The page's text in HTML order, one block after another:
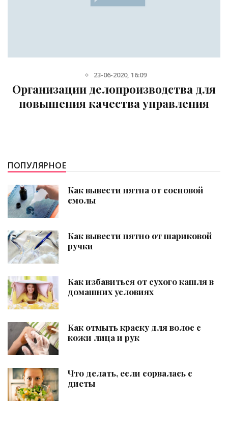
23-06-2020, 16:09
Организации делопроизводства для
повышения качества управления
ПОПУЛЯРНОЕ
Как вывести пятна от сосновой
смолы
Как вывести пятно от шариковой
ручки
Как избавиться от сухого кашля в
домашних условиях
Как отмыть краску для волос с
кожи лица и рук
Что делать, если сорвалась с
диеты